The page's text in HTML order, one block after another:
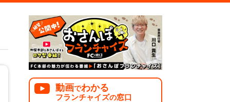
サービス業
美容・健康業
500万円 501万円～1000万円
関東
中国
リペアクリーニング
業 法人様オススメ
動画でわかる
フランチャイズの窓口